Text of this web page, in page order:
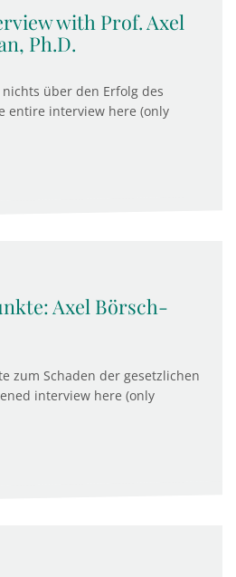
with Prof. Axel
Ph.D.
über den Erfolg des
entire interview here (only
Axel Börsch-
zum Schaden der gesetzlichen
interview here (only